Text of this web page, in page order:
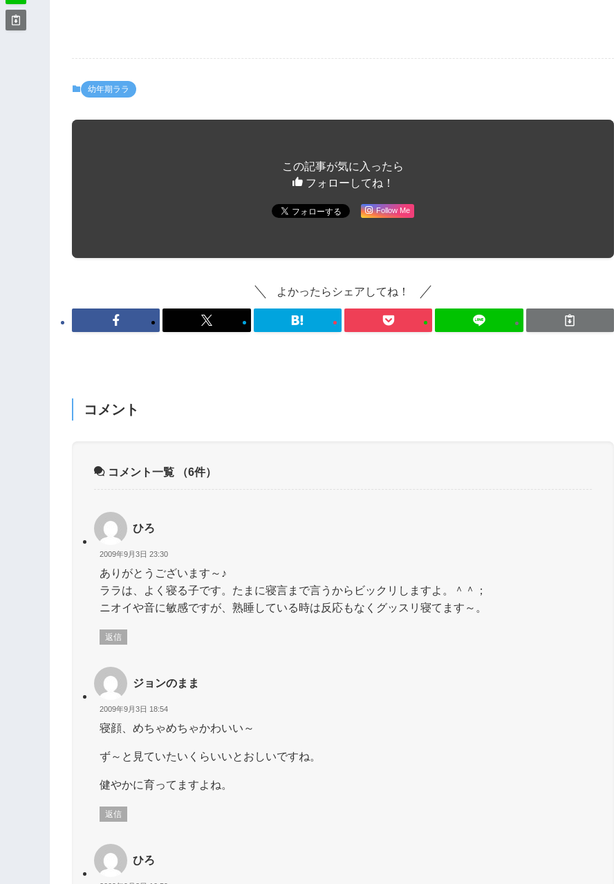
幼年期ララ
この記事が気に入ったら
フォローしてね！
Follow Me
よかったらシェアしてね！
コメント
コメント一覧 （6件）
ひろ
2009年9月3日 23:30
ありがとうございます～♪
ララは、よく寝る子です。たまに寝言まで言うからビックリしますよ。＾＾；
ニオイや音に敏感ですが、熟睡している時は反応もなくグッスリ寝てます～。
返信
ジョンのまま
2009年9月3日 18:54
寝顔、めちゃめちゃかわいい～
ず～と見ていたいくらいいとおしいですね。
健やかに育ってますよね。
返信
ひろ